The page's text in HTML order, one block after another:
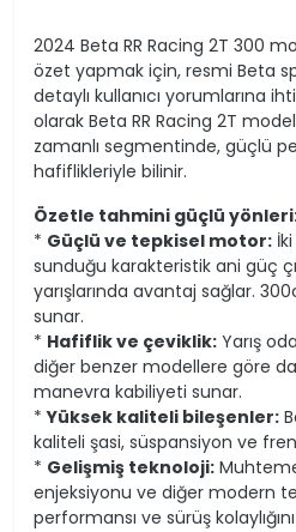
2024 Beta RR Racing 2T 300
özet yapmak için, resmi Beta
detaylı kullanıcı yorumlarına
olarak Beta RR Racing 2T
zamanlı segmentinde, güçlü
hafiflikleriyle bilinir.
Özetle tahmini güçlü
* Güçlü ve tepkisel motor:
sunduğu karakteristik ani güç
yarışlarında avantaj sağlar.
sunar.
* Hafiflik ve çeviklik: Yarış
diğer benzer modellere göre
manevra kabiliyeti sunar.
*Yüksek kaliteli bileşenler:
kaliteli şasi, süspansiyon ve
* Gelişmiş teknoloji:
enjeksiyonu ve diğer modern
performansı ve sürüş kolaylığını